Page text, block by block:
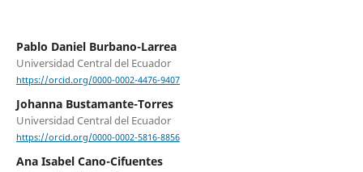
Pablo Daniel Burbano-Larrea
Universidad Central del Ecuador
https://orcid.org/0000-0002-4476-9407
Johanna Bustamante-Torres
Universidad Central del Ecuador
https://orcid.org/0000-0002-5816-8856
Ana Isabel Cano-Cifuentes